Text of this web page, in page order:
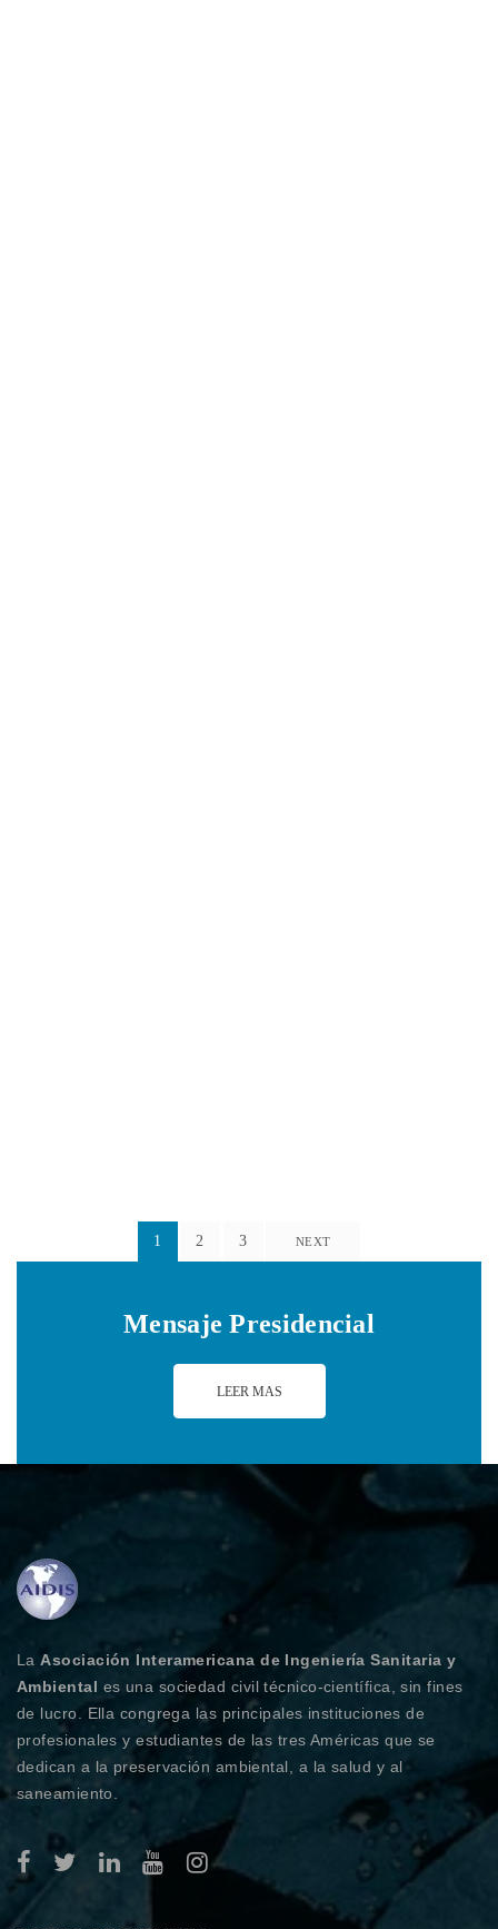
1 2 3 NEXT
Mensaje Presidencial
LEER MAS
LaAsociación Interamericana de Ingeniería Sanitaria y
Ambiental es una sociedad civil técnico-científica, sin fines
de lucro. Ella congrega las principales instituciones de
profesionales y estudiantes de las tres Américas que se
dedican a la preservación ambiental, a la salud y al
saneamiento.